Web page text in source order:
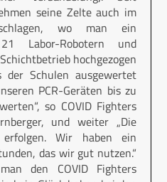
seine Zelte auch im
wo man ein
Labor-Robotern und
hochgezogen
der Schulen ausgewertet
PCR-Geräten bis zu
so COVID Fighters
und weiter „Die
Wir haben ein
das wir gut nutzen.“
den COVID Fighters